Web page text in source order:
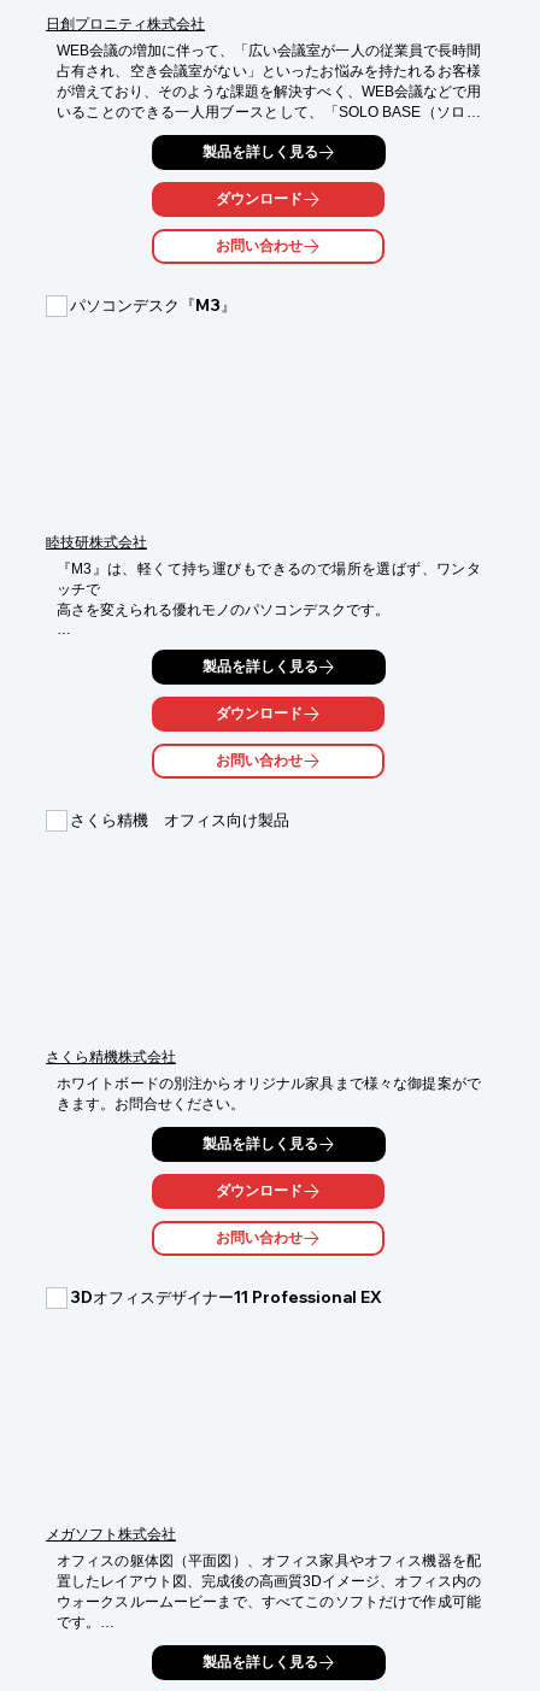
日創プロニティ株式会社
WEB会議の増加に伴って、「広い会議室が一人の従業員で長時間
占有され、空き会議室がない」といったお悩みを持たれるお客様
が増えており、そのような課題を解決すべく、WEB会議などで用
いることのできる一人用ブースとして、「SOLO BASE（ソロベ
ース）」を企画開発に至りました。
製品を詳しく見る
ダウンロード
お問い合わせ
パソコンデスク『M3』
睦技研株式会社
『M3』は、軽くて持ち運びもできるので場所を選ばず、ワンタ
ッチで
高さを変えられる優れモノのパソコンデスクです。
固定席を設定せずワーカーが好きなスペースで仕事をするスタイ
オフィス（フリーアドレスオフィス）が増えてきています。
そんな時勢に対応しいろんな場所で、好きな姿勢でワークできる
テーブルを作りました。
■上下昇降はスムーズで簡単
製品を詳しく見る
ダウンロード
お問い合わせ
さくら精機 オフィス向け製品
さくら精機株式会社
ホワイトボードの別注からオリジナル家具まで様々な御提案がで
きます。お問合せください。
製品を詳しく見る
ダウンロード
お問い合わせ
3Dオフィスデザイナー11 Professional EX
メガソフト株式会社
オフィスの躯体図（平面図）、オフィス家具やオフィス機器を配
置したレイアウト図、完成後の高画質3Dイメージ、オフィス内の
ウォークスルームービーまで、すべてこのソフトだけで作成可能
です。
オフィス用家具・備品はもちろん、リフレッシュスペースに導入
されることが増えてきた家庭用の家具・設備、観葉植物などのパ
製品を詳しく見る